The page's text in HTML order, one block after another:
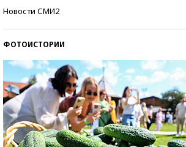
Новости СМИ2
ФОТОИСТОРИИ